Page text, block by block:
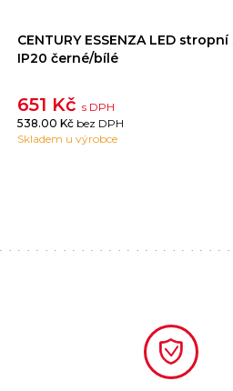
CENTURY ESSENZA LED
IP20 černé/bílé
651 Kčs DPH
538.00 Kč bez DPH
Skladem u výrobce